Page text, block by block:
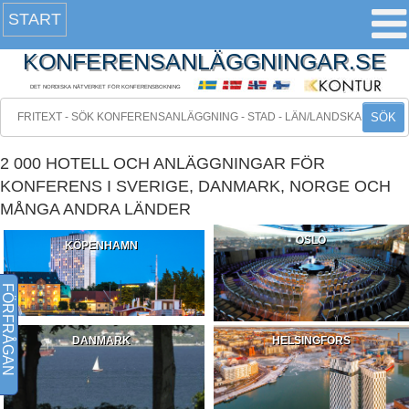
START
KONFERENSANLÄGGNINGAR.SE
DET NORDISKA NÄTVERKET FÖR KONFERENSBOKNING
SÖK
2 000 HOTELL OCH ANLÄGGNINGAR FÖR
KONFERENS I SVERIGE, DANMARK, NORGE OCH
MÅNGA ANDRA LÄNDER
KÖPENHAMN OSLO
DANMARK HELSINGFORS
FÖRFRÅGAN